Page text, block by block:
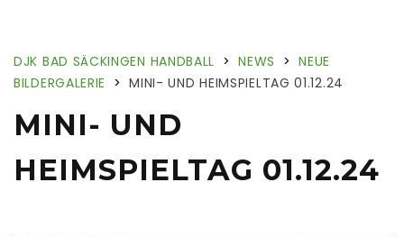
DJK BAD SÄCKINGEN HANDBALL > NEWS > NEUE
BILDERGALERIE > MINI- UND HEIMSPIELTAG 01.12.24
MINI- UND
HEIMSPIELTAG 01.12.24